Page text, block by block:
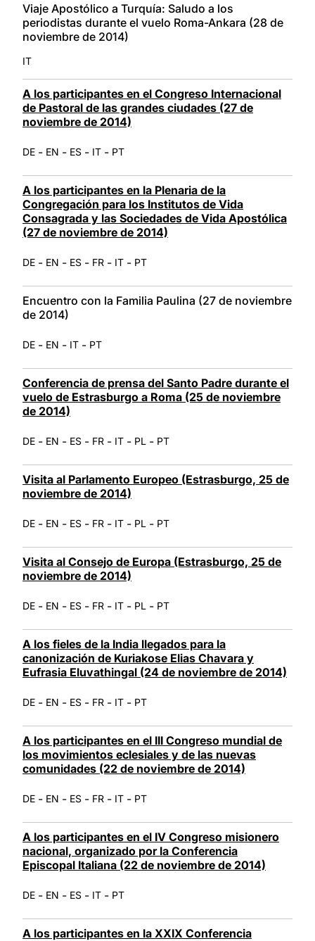
Viaje Apostólico a Turquía: Saludo a los
periodistas durante el vuelo Roma-Ankara (28 de
noviembre de 2014)
IT
A los participantes en el Congreso Internacional
de Pastoral de las grandes ciudades (27 de
noviembre de 2014)
DE - EN - ES - IT - PT
A los participantes en la Plenaria de la
Congregación para los Institutos de Vida
Consagrada y las Sociedades de Vida Apostólica
(27 de noviembre de 2014)
DE - EN - ES - FR - IT - PT
Encuentro con la Familia Paulina (27 de noviembre
de 2014)
DE - EN - IT - PT
Conferencia de prensa del Santo Padre durante el
vuelo de Estrasburgo a Roma (25 de noviembre
de 2014)
DE - EN - ES - FR - IT - PL - PT
Visita al Parlamento Europeo (Estrasburgo, 25 de
noviembre de 2014)
DE - EN - ES - FR - IT - PL - PT
Visita al Consejo de Europa (Estrasburgo, 25 de
noviembre de 2014)
DE - EN - ES - FR - IT - PL - PT
A los fieles de la India llegados para la
canonización de Kuriakose Elias Chavara y
Eufrasia Eluvathingal (24 de noviembre de 2014)
DE - EN - ES - FR - IT - PT
A los participantes en el III Congreso mundial de
los movimientos eclesiales y de las nuevas
comunidades (22 de noviembre de 2014)
DE - EN - ES - FR - IT - PT
A los participantes en el IV Congreso misionero
nacional, organizado por la Conferencia
Episcopal Italiana (22 de noviembre de 2014)
DE - EN - ES - IT - PT
A los participantes en la XXIX Conferencia